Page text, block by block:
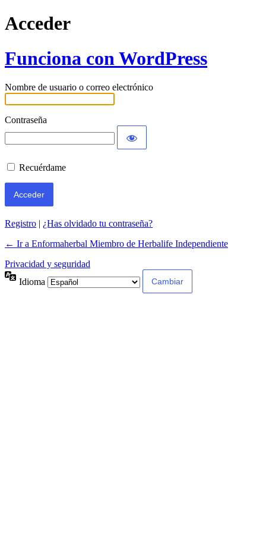
Acceder
Funciona con WordPress
Nombre de usuario o correo electrónico
Contraseña
Recuérdame
Registro | ¿Has olvidado tu contraseña?
← Ir a Enformaherbal Miembro de Herbalife Independiente
Privacidad y seguridad
Idioma